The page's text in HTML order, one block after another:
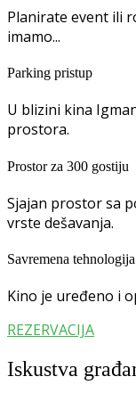
Planirate event ili
imamo...
Parking pristup
U blizini kina
prostora.
Prostor za 300 gostiju
Sjajan prostor sa
vrste dešavanja.
Savremena tehnologija
Kino je uređeno i
REZERVACIJA
Iskustva